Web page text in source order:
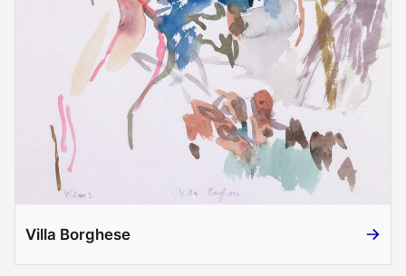
Villa Borghese Villa